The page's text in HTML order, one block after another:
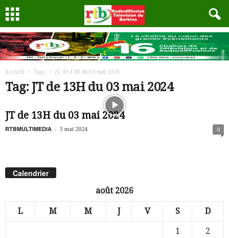
Accueil Tags JT de 13H du 03 mai 2024
Tag: JT de 13H du 03 mai 2024
JT de 13H du 03 mai 2024
RTBMULTIMEDIA - 3 mai 2024 0
Calendrier
août 2026
L M M J V S D
1
2